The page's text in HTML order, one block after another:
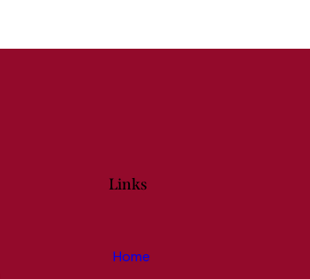
Links
Home